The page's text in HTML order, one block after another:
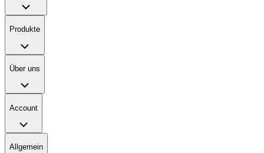
Produkte
Über uns
Account
Allgemein